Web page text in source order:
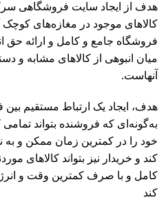
هدف از ایجاد سایت فروشگاهی
کالاهای موجود در مغازه‌های
فروشگاه جامع و کامل و ارائه حق
میان انبوهی از کالاهای مشابه و
آنهاست.
هدف، ایجاد یک ارتباط مستقیم
به‌گونه‌ای که فروشنده بتواند
خود را در کمترین زمان ممکن و
کند و خریدار نیز بتواند کالاهای
کامل و با صرف کمترین وقت و
کند